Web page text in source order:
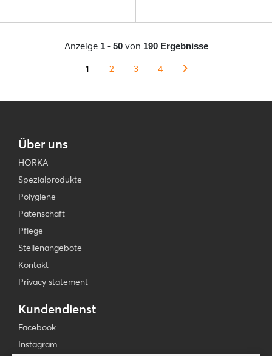
Anzeige 1 - 50von 190 Ergebnisse
1 2 3 4
Über uns
HORKA
Spezialprodukte
Polygiene
Patenschaft
Pflege
Stellenangebote
Kontakt
Privacy statement
Kundendienst
Facebook
Instagram